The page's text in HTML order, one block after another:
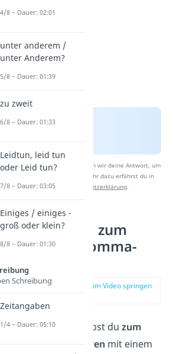
Nach Beantwortung speichern wir deine Antwort, um
Studyflix zu verbessern. Mehr dazu erfährst du in
unserer
Datenschutzerklärung.
zum einen…, zum
anderen – Komma-
Setzung
zur Stelle im Video springen
In der Regel schreibst duzum
zum anderen mit einem
4/8 – Dauer: 02:01
unter anderem /
unter Anderem?
5/8 – Dauer: 01:39
zu zweit
6/8 – Dauer: 01:33
Leidtun, leid tun
oder Leid tun?
7/8 – Dauer: 03:05
Einiges / einiges -
groß oder klein?
8/8 – Dauer: 01:30
Schreibung
Zeitangaben
1/4 – Dauer: 05:10